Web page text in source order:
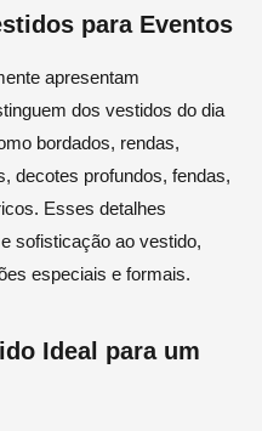
para Eventos
apresentam
dos vestidos do dia
bordados, rendas,
decotes profundos, fendas,
Esses detalhes
sofisticação ao vestido,
especiais e formais.
Ideal para um